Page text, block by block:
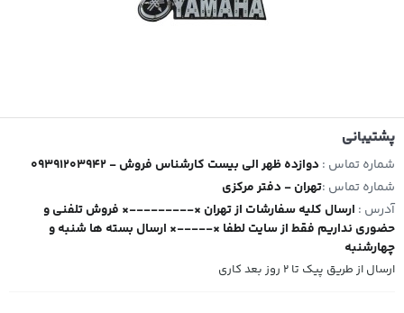
پشتیبانی
شماره تماس : 09391203942 - دوازده ظهر الی بیست کارشناس فروش
شماره تماس :تهران - دفتر مرکزی
آدرس : ارسال کلیه سفارشات از تهران ×---------× فروش تلفنی و
حضوری نداریم فقط از سایت لطفا ×-----× ارسال بسته ها شنبه و
چهارشنبه
ارسال از طریق پیک تا ۲ روز بعد کاری